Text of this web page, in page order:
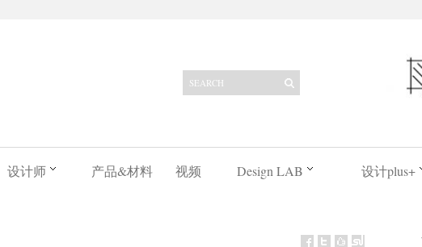
设计师 产品&材料 视频 Design LAB 设计plus+